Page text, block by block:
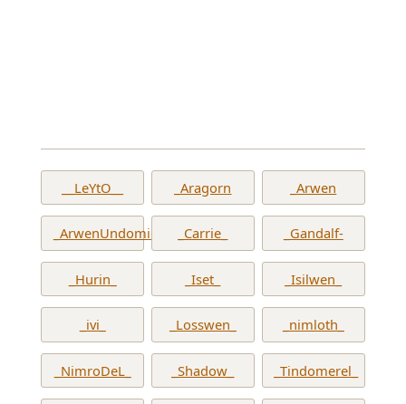
__LeYtO__ _Aragorn _Arwen
_ArwenUndomiel_ _Carrie_ _Gandalf-
_Hurin_ _Iset_ _Isilwen_
_ivi_ _Losswen_ _nimloth_
_NimroDeL_ _Shadow_ _Tindomerel_